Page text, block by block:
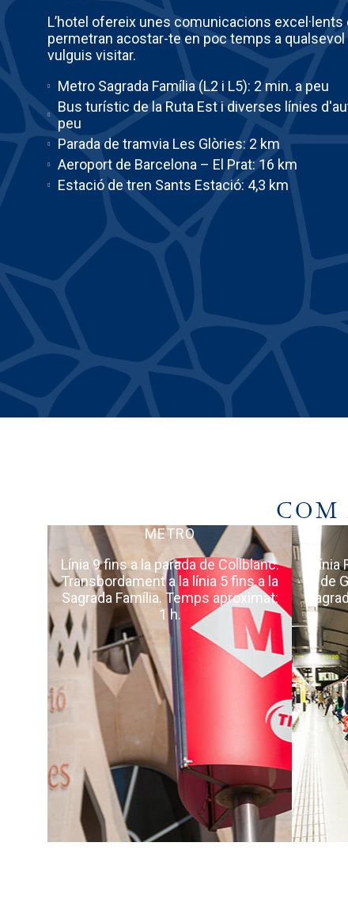
L’hotel ofereix unes comunicacions
permetran acostar-te en poc temps a
vulguis visitar.
Metro Sagrada Família (L2 i L5): 2 min. a peu
Bus turístic de la Ruta Est i diverses línies
peu
Parada de tramvia Les Glòries: 2 km
Aeroport de Barcelona – El Prat: 16 km
Estació de tren Sants Estació: 4,3 km
COM
METRO
Línia 9 fins a la parada de Collblanc.
Transbordament a la línia 5 fins a la
Sagrada Família. Temps aproximat:
1 h.
de